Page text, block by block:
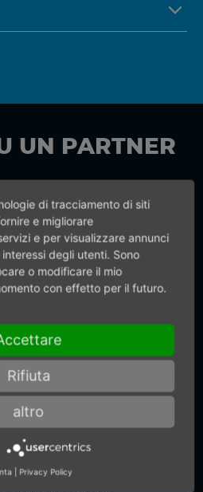
UN PARTNER
gli utensili e i
potete affidarvi
forza innovativa di
Puntate sulla
sistemi ad aria
Da noi ricevete
precise.
7159-18093-0
di tracciamento di siti
e migliorare
e per visualizzare annunci
degli utenti. Sono
o modificare il mio
con effetto per il futuro.
Rifiuta
altro
Privacy Policy